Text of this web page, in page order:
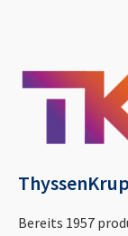
Bereits 1957